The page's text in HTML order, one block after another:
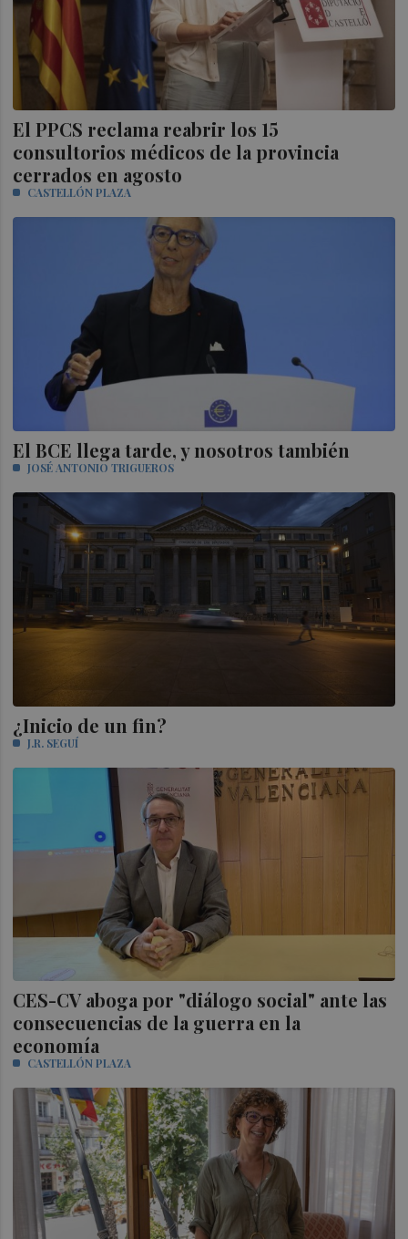
El PPCS reclama reabrir los 15
consultorios médicos de la provincia
cerrados en agosto
CASTELLÓN PLAZA
El BCE llega tarde, y nosotros también
JOSÉ ANTONIO TRIGUEROS
¿Inicio de un fin?
J.R. SEGUÍ
CES-CV aboga por "diálogo social" ante las
consecuencias de la guerra en la
economía
CASTELLÓN PLAZA